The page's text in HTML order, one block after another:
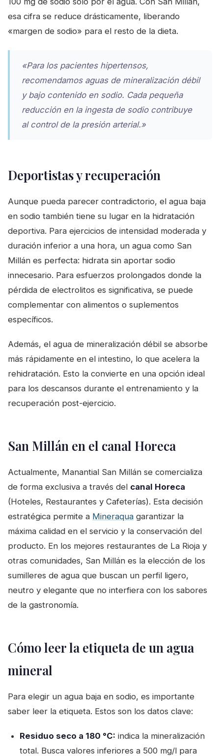
esa cifra se reduce drásticamente, liberando
«margen de sodio» para el resto de la dieta.
«Para los pacientes hipertensos,
recomendamos aguas de mineralización débil
y bajo contenido en sodio. Cada pequeña
reducción en la ingesta de sodio contribuye
al control de la presión arterial.»
Deportistas y recuperación
Aunque pueda parecer contradictorio, el agua baja
en sodio también tiene su lugar en la hidratación
deportiva. Para ejercicios de intensidad moderada y
duración inferior a una hora, un agua como San
Millán es perfecta: hidrata sin aportar sodio
innecesario. Para esfuerzos prolongados donde la
pérdida de electrolitos es significativa, se puede
complementar con alimentos o suplementos
específicos.
Además, el agua de mineralización débil se absorbe
más rápidamente en el intestino, lo que acelera la
rehidratación. Esto la convierte en una opción ideal
para los descansos durante el entrenamiento y la
recuperación post-ejercicio.
San Millán en el canal Horeca
Actualmente, Manantial San Millán se comercializa
de forma exclusiva a través del canal Horeca
(Hoteles, Restaurantes y Cafeterías). Esta decisión
estratégica permite a Mineraqua garantizar la
máxima calidad en el servicio y la conservación del
producto. En los mejores restaurantes de La Rioja y
otras comunidades, San Millán es la elección de los
sumilleres de agua que buscan un perfil ligero,
neutro y elegante que no interfiera con los sabores
de la gastronomía.
Cómo leer la etiqueta de un agua
mineral
Para elegir un agua baja en sodio, es importante
saber leer la etiqueta. Estos son los datos clave:
Residuo seco a 180 °C: indica la mineralización
total. Busca valores inferiores a 500 mg/l para